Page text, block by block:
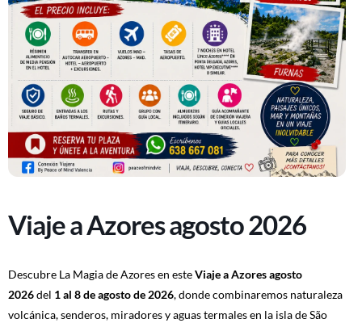
Viaje a Azores agosto 2026
Descubre La Magia de Azores en esteViaje a Azores agosto
2026del 1 al 8 de agosto de 2026, donde combinaremos naturaleza
volcánica, senderos, miradores y aguas termales en la isla de São